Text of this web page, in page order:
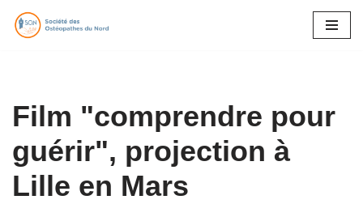
Film "comprendre pour
guérir", projection à
Lille en Mars